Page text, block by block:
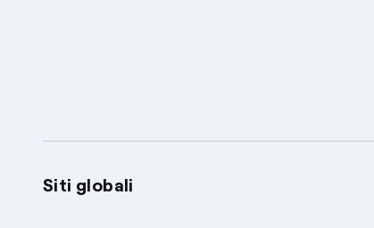
Siti globali